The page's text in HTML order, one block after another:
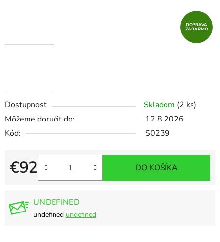
Dostupnosť Skladom (2 ks)
Môžeme doručiť do:
12.8.2026
Kód:
S0239
€92
Jednotková cena:
DO KOŠÍKA
UNDEFINED
undefined undefined
DOPRAVA
ZADARMO